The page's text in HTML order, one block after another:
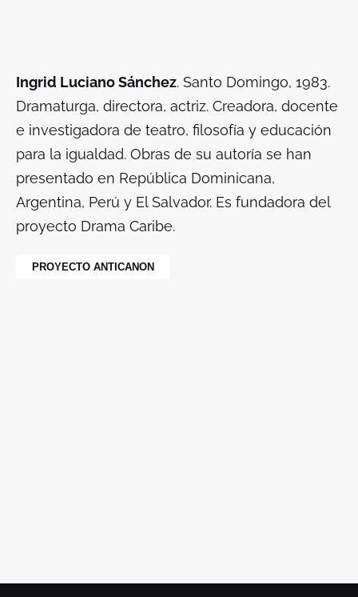
Ingrid Luciano Sánchez. Santo Domingo, 1983.
Dramaturga, directora, actriz. Creadora, docente
e investigadora de teatro, filosofía y educación
para la igualdad. Obras de su autoría se han
presentado en República Dominicana,
Argentina, Perú y El Salvador. Es fundadora del
proyecto Drama Caribe.
PROYECTO ANTICANON